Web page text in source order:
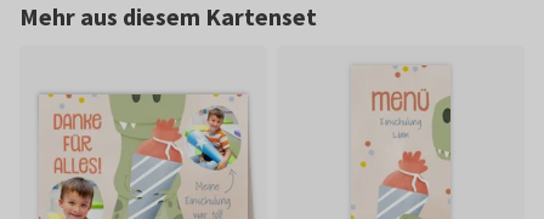
Mehr aus diesem Kartenset